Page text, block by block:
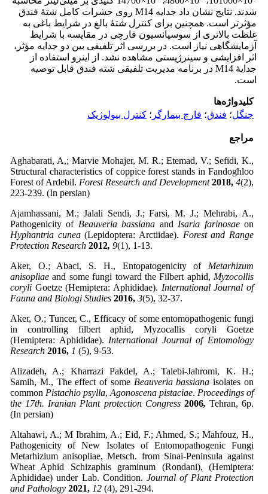
شدند. نتایج نشان داد جدایه M14 روی حشرات کامل شتۀ­ فندق
مؤثرتر است. همچنین برای کنترل شتۀ بالغ در شرایط باغی به
غلظت بالاتری از سوسپانسیون قارچی در مقایسه با شرایط
آزمایشگاهی نیاز است. در بررسی اثر تلفیقی بین دو جدایه مؤثر،
اثر افزایشی و سینرژیستی مشاهده نشد. از این­رو استفاده از
جدایۀ M14 در برنامه مدیریت تلفیقی شته فندق قابل توصیه
است.
کلیدواژه‌ها
جنگل؛ فندق؛ قارچ بیمارگر ؛ کنترل بیولوژیک
مراجع
Aghabarati, A,; Marvie Mohajer, M. R.; Etemad, V.; Sefidi, K.,
Structural characteristics of coppice forest stands in Fandoghloo
Forest of Ardebil. Forest Research and Development 2018, 4(2),
223-239. (In persian)
Ajamhassani, M.; Jalali Sendi, J.; Farsi, M. J.; Mehrabi, A.,
Pathogenicity of Beauveria bassiana and Isaria farinosaeon
Hyphantria cunea(Lepidoptera: Arctiidae). Forest and Range
Protection Research 2012, 9(1), 1-13.
Aker, O.; Abaci, S. H., Entopatogenicity of Metarhizum
anisopliae and some fungi toward the Filbert aphid, Myzocollis
coryli Goetze (Hemiptera: Aphididae). International Journal of
Fauna and Biologi Studies 2016, 3(5), 32-37.
Aker, O.; Tuncer, C., Efficacy of some entomopathogenic fungi
in controlling filbert aphid, Myzocallis coryli Goetze
(Hemiptera: Aphididae). International Journal of Entomology
Research 2016, 1 (5), 9-53.
Alizadeh, A.; Kharrazi Pakdel, A.; Talebi-Jahromi, K. H.;
Samih, M., The effect of some Beauveria bassiana isolates on
common Pistachio psylla, Agonoscena pistaciae. Proceedings of
the 17th. Iranian Plant protection Congress 2006, Tehran, 6p.
(In persian)
Altahawi, A.; M Ibrahim, A.; Eid, F.; Ahmed, S.; Mahfouz, H.,
Pathogenicity of New Isolates of Entomopathogenic Fungi
Metarhizium anisopliae, Metsch. from Sinai-Peninsula against
Wheat Aphid Schizaphis graminum (Rondani), (Hemiptera:
Aphididae) under Lab. Condition.Journal of Plant Protection
and Pathology 2021, 12 (4), 291-294.